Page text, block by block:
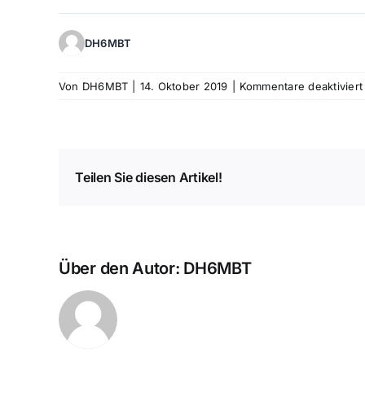
DH6MBT
Von DH6MBT 14. Oktober 2019 Kommentare deaktiviert
Teilen Sie diesen Artikel!
Über den Autor: DH6MBT